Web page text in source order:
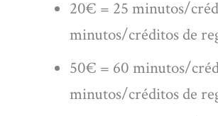
20€ = 25 minutos/
minutos/créditos de
50€ = 60 minutos/
minutos/créditos de